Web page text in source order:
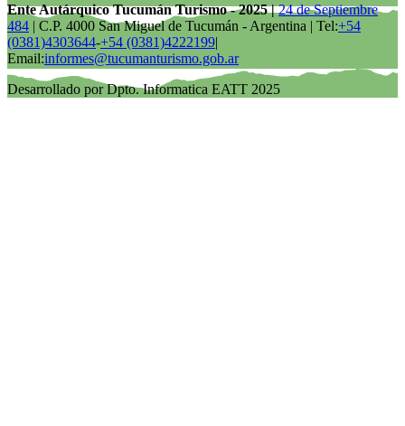
Ente Autárquico Tucumán Turismo - 2025 |24 de Septiembre
484 | C.P. 4000 San Miguel de Tucumán - Argentina | Tel:+54
(0381)4303644-+54 (0381)4222199|
Email:informes@tucumanturismo.gob.ar
Desarrollado por Dpto. Informatica EATT 2025